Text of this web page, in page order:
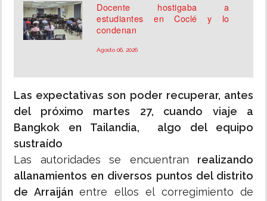
Docente hostigaba a
estudiantes en Coclé y lo
condenan
Agosto 06, 2026
Las expectativas son poder recuperar, antes
del próximo martes 27, cuando viaje a
Bangkok en Tailandia, algo del equipo
sustraído
Las autoridades se encuentran realizando
allanamientos en diversos puntos del distrito
de Arraiján entre ellos el corregimiento de